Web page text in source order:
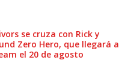
se cruza con Rick y
Zero Hero, que llegará a
el 20 de agosto